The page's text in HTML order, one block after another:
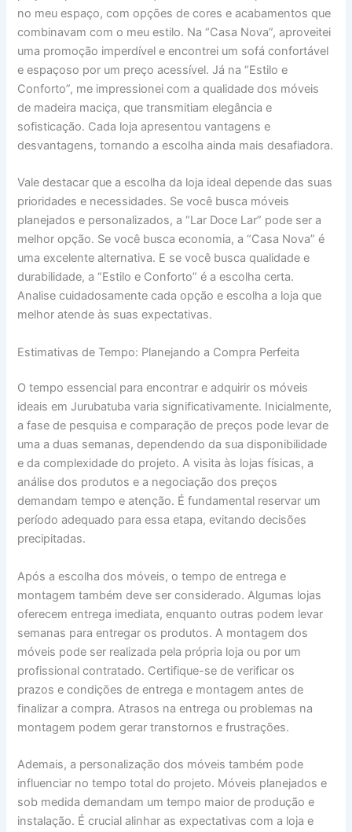
no meu espaço, com opções de cores e acabamentos que
combinavam com o meu estilo. Na “Casa Nova”, aproveitei
uma promoção imperdível e encontrei um sofá confortável
e espaçoso por um preço acessível. Já na “Estilo e
Conforto”, me impressionei com a qualidade dos móveis
de madeira maciça, que transmitiam elegância e
sofisticação. Cada loja apresentou vantagens e
desvantagens, tornando a escolha ainda mais desafiadora.
Vale destacar que a escolha da loja ideal depende das suas
prioridades e necessidades. Se você busca móveis
planejados e personalizados, a “Lar Doce Lar” pode ser a
melhor opção. Se você busca economia, a “Casa Nova” é
uma excelente alternativa. E se você busca qualidade e
durabilidade, a “Estilo e Conforto” é a escolha certa.
Analise cuidadosamente cada opção e escolha a loja que
melhor atende às suas expectativas.
Estimativas de Tempo: Planejando a Compra Perfeita
O tempo essencial para encontrar e adquirir os móveis
ideais em Jurubatuba varia significativamente. Inicialmente,
a fase de pesquisa e comparação de preços pode levar de
uma a duas semanas, dependendo da sua disponibilidade
e da complexidade do projeto. A visita às lojas físicas, a
análise dos produtos e a negociação dos preços
demandam tempo e atenção. É fundamental reservar um
período adequado para essa etapa, evitando decisões
precipitadas.
Após a escolha dos móveis, o tempo de entrega e
montagem também deve ser considerado. Algumas lojas
oferecem entrega imediata, enquanto outras podem levar
semanas para entregar os produtos. A montagem dos
móveis pode ser realizada pela própria loja ou por um
profissional contratado. Certifique-se de verificar os
prazos e condições de entrega e montagem antes de
finalizar a compra. Atrasos na entrega ou problemas na
montagem podem gerar transtornos e frustrações.
Ademais, a personalização dos móveis também pode
influenciar no tempo total do projeto. Móveis planejados e
sob medida demandam um tempo maior de produção e
instalação. É crucial alinhar as expectativas com a loja e